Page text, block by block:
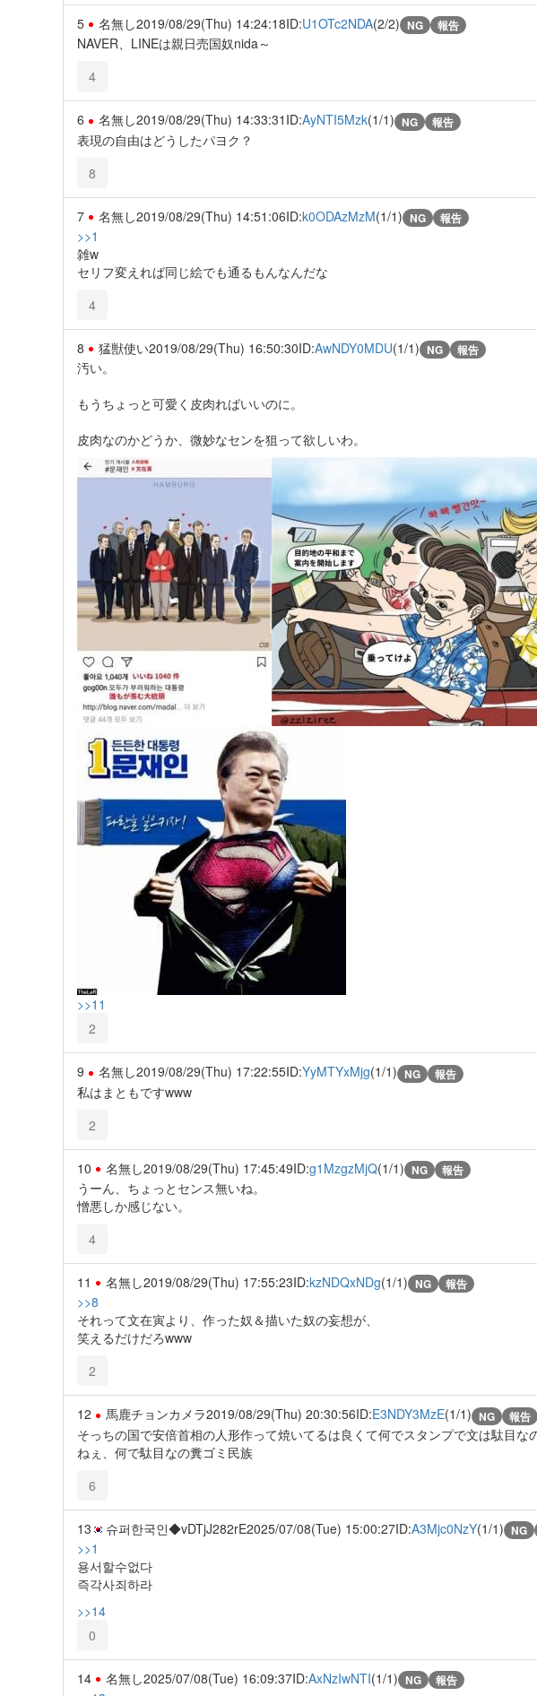
5 名無し2019/08/29(Thu) 14:24:18ID:U1OTc2NDA(2/2) NG 報告
NAVER、LINEは親日売国奴nida～
4
6 名無し2019/08/29(Thu) 14:33:31 ID:AyNTI5Mzk(1/1) NG 報告
表現の自由はどうしたパヨク？
8
7 名無し2019/08/29(Thu) 14:51:06ID:k0ODAzMzM(1/1) NG 報告
>>1
雑w
セリフ変えれば同じ絵でも通るもんなんだな
4
8 猛獣使い2019/08/29(Thu) 16:50:30ID:AwNDY0MDU(1/1) NG 報告
汚い。
もうちょっと可愛く皮肉ればいいのに。
皮肉なのかどうか、微妙なセンを狙って欲しいわ。
>>11
2
9 名無し2019/08/29(Thu) 17:22:55ID:YyMTYxMjg(1/1) NG 報告
私はまともですwww
2
10 名無し2019/08/29(Thu) 17:45:49ID:g1MzgzMjQ(1/1) NG 報告
うーん、ちょっとセンス無いね。
憎悪しか感じない。
4
11 名無し2019/08/29(Thu) 17:55:23ID:kzNDQxNDg(1/1) NG 報告
>>8
それって文在寅より、作った奴＆描いた奴の妄想が、
笑えるだけだろwww
2
12 馬鹿チョンカメラ2019/08/29(Thu) 20:30:56ID:E3NDY3MzE(1/1) NG 報告
そっちの国で安倍首相の人形作って焼いてるは良くて何でスタンプで文は駄目な
ねぇ、何で駄目なの糞ゴミ民族
6
13 슈퍼한국인◆vDTjJ282rE2025/07/08(Tue) 15:00:27ID:A3Mjc0NzY(1/1) NG
>>1
용서할수없다
즉각사죄하라
>>14
0
14 名無し2025/07/08(Tue) 16:09:37ID:AxNzIwNTI(1/1) NG 報告